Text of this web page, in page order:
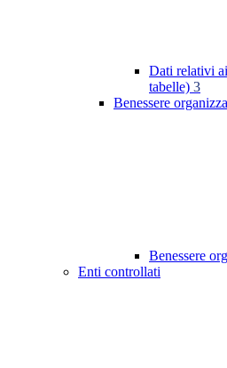
Dati relativi
tabelle) 3
Benessere
Benessere
Enti controllati